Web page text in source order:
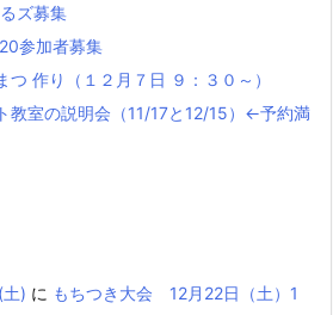
ズ募集
参加者募集
作り（１２月７日 ９：３０～）
教室の説明会（11/17と12/15）←予約満
) に もちつき大会 12月22日（土）1